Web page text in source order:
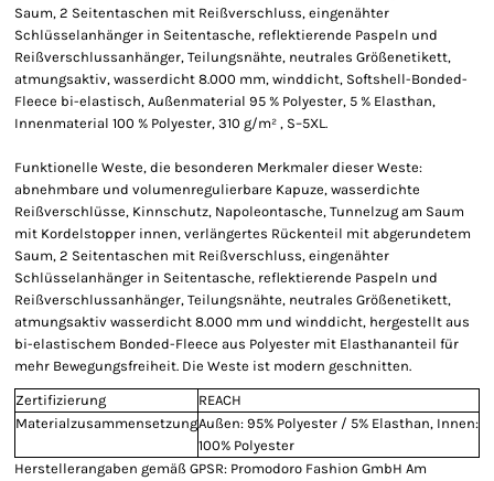
Saum, 2 Seitentaschen mit Reißverschluss, eingenähter
Schlüsselanhänger in Seitentasche, reflektierende Paspeln und
Reißverschlussanhänger, Teilungsnähte, neutrales Größenetikett,
atmungsaktiv, wasserdicht 8.000 mm, winddicht, Softshell-Bonded-
Fleece bi-elastisch, Außenmaterial 95 % Polyester, 5 % Elasthan,
Innenmaterial 100 % Polyester, 310 g/m² , S–5XL.
Funktionelle Weste, die besonderen Merkmaler dieser Weste:
abnehmbare und volumenregulierbare Kapuze, wasserdichte
Reißverschlüsse, Kinnschutz, Napoleontasche, Tunnelzug am Saum
mit Kordelstopper innen, verlängertes Rückenteil mit abgerundetem
Saum, 2 Seitentaschen mit Reißverschluss, eingenähter
Schlüsselanhänger in Seitentasche, reflektierende Paspeln und
Reißverschlussanhänger, Teilungsnähte, neutrales Größenetikett,
atmungsaktiv wasserdicht 8.000 mm und winddicht, hergestellt aus
bi-elastischem Bonded-Fleece aus Polyester mit Elasthananteil für
mehr Bewegungsfreiheit. Die Weste ist modern geschnitten.
Zertifizierung
REACH
MaterialzusammensetzungAußen: 95% Polyester / 5% Elasthan, Innen:
100% Polyester
Herstellerangaben gemäß GPSR: Promodoro Fashion GmbH Am